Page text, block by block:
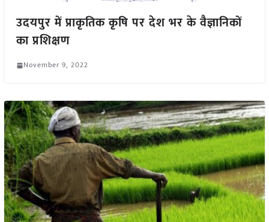
उदयपुर में प्राकृतिक कृषि पर देश भर के वैज्ञानिकों
का प्रशिक्षण
November 9, 2022